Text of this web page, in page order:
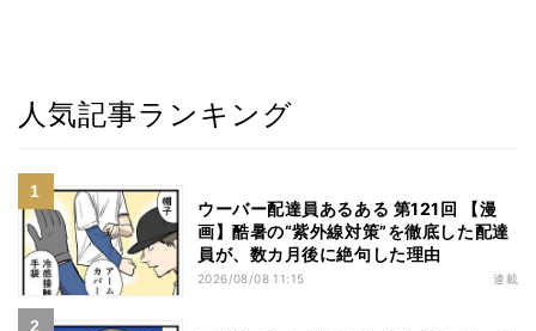
人気記事ランキング
ウーバー配達員あるある 第121回 【漫
画】酷暑の“紫外線対策”を徹底した配達
員が、数カ月後に絶句した理由
2026/08/08 11:15 連載